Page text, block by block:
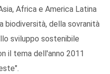
Africa e America Latina
biodiversità, della sovranità
sviluppo sostenibile
il tema dell'anno 2011